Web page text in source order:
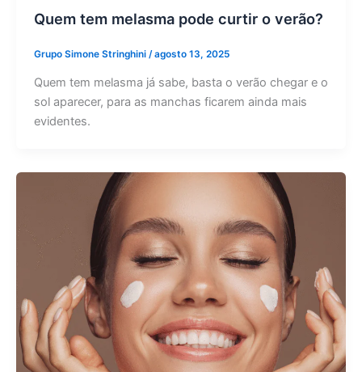
Quem tem melasma pode curtir o verão?
Grupo Simone Stringhini /agosto 13, 2025
Quem tem melasma já sabe, basta o verão chegar e o
sol aparecer, para as manchas ficarem ainda mais
evidentes.